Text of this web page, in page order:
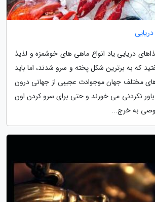
دریایی یاد انواع ماهی های خوشمزه و لذیذ
که به برترین شکل پخته و سرو شدند، اما باید
مختلف جهان موجوادت عجیبی از جهانی درون
نکردنی می خورند و حتی برای سرو کردن اون
به خرج...